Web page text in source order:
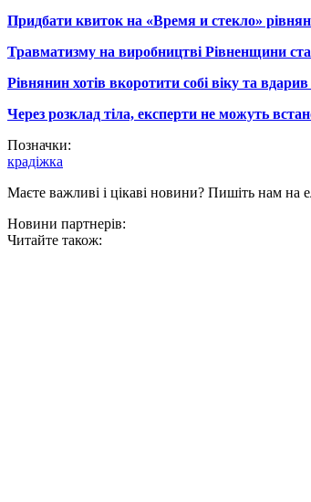
Придбати квиток на «Время и стекло»
Травматизму на виробництві Рівненщини
Рівнянин хотів вкоротити собі віку та
Через розклад тіла, експерти не можуть
Позначки:
крадіжка
Маєте важливі і цікаві новини? Пишіть нам на
Новини партнерів:
Читайте також: